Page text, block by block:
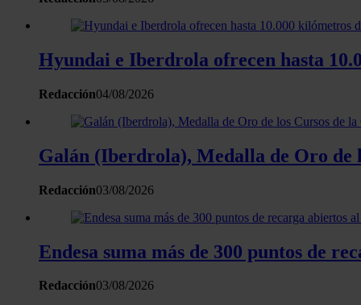
Hyundai e Iberdrola ofrecen hasta
Redacción04/08/2026
Galán (Iberdrola), Medalla de Oro de
Redacción03/08/2026
Endesa suma más de 300 puntos de
Redacción03/08/2026